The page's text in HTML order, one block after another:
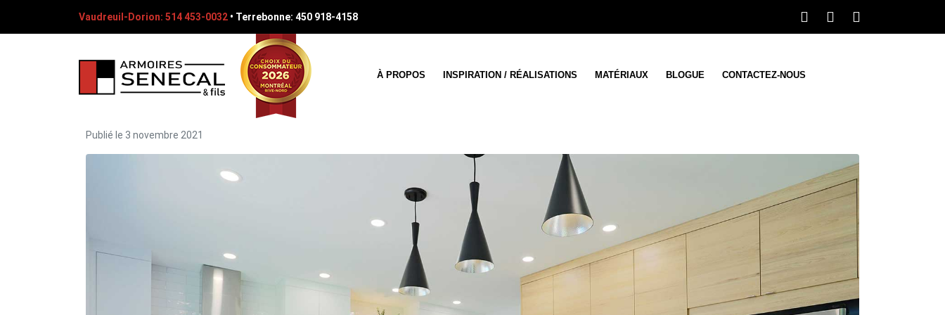
Vaudreuil-Dorion: 514 453-0032 • Terrebonne: 450 918-4158
À PROPOS INSPIRATION / RÉALISATIONS MATÉRIAUX BLOGUE CONTACTEZ-NOUS
Publié le 3 novembre 2021